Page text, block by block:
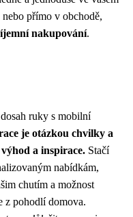
přímo v obchodě,
nakupování.
ruky s mobilní
je otázkou chvilky a
a inspirace. Stačí
nabídkám,
chutím a možnost
z pohodlí domova.